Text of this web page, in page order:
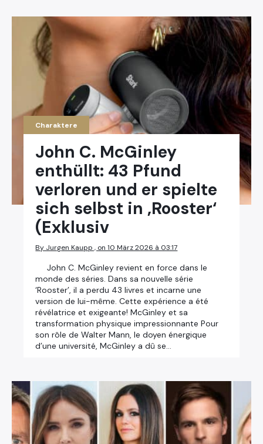
Charaktere
John C. McGinley
enthüllt: 43 Pfund
verloren und er spielte
sich selbst in ‚Rooster‘
(Exklusiv
By Jurgen Kaupp , on 10 März 2026 à 03:17
John C. McGinley revient en force dans le
monde des séries. Dans sa nouvelle série
‘Rooster’, il a perdu 43 livres et incarne une
version de lui-même. Cette expérience a été
révélatrice et exigeante! McGinley et sa
transformation physique impressionnante Pour
son rôle de Walter Mann, le doyen énergique
d’une université, McGinley a dû se…